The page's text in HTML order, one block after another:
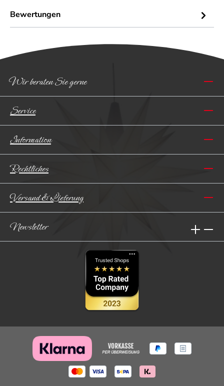
Bewertungen
Wir beraten Sie gerne
Service
Information
Rechtliches
Versand & Lieferung
Newsletter